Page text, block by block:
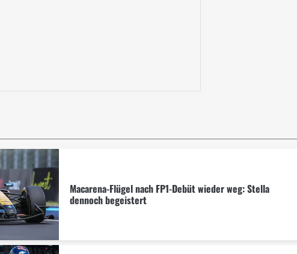
Macarena-Flügel nach FP1-Debüt wieder weg: Stella
dennoch begeistert